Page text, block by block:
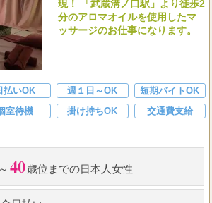
現！ 「武蔵溝ノ口駅」より徒歩2
分のアロマオイルを使用したマ
ッサージのお仕事になります。
払いOK 週１日～OK
短期バイトOK
室待機 掛け持ちOK
交通費支給
40歳位までの日本人女性